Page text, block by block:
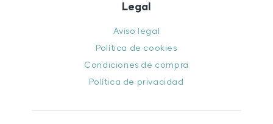
Legal
Aviso legal
Política de cookies
Condiciones de compra
Política de privacidad